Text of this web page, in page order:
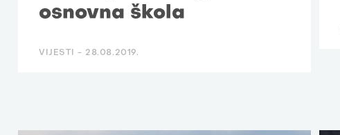
osnovna škola
VIJESTI - 28.08.2019.